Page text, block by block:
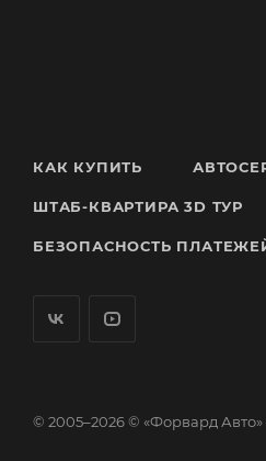
КАК КУПИТЬ
ШТАБ-КВАРТИРА 3D ТУР
БЕЗОПАСНОСТЬ
© 2005–2026 © «Форвард